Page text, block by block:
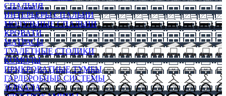
СПАЛЬНЯ
ИНТЕРЬЕРЫ СПАЛЬНИ
МОДУЛЬНЫЕ СПАЛЬНИ
КРОВАТИ
МАТРАСЫ
ТУАЛЕТНЫЕ СТОЛИКИ
КОМОДЫ
ПРИКРОВАТНЫЕ ТУМБЫ
ГАРДЕРОБНЫЕ СИСТЕМЫ
ЗЕРКАЛА